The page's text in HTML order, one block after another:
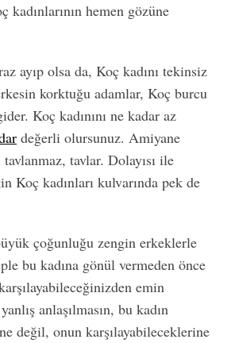
hemen gözüne
ayıp olsa da, Koç kadını tekinsiz
korktuğu adamlar, Koç burcu
Koç kadınını ne kadar az
değerli olursunuz. Amiyane
tavlar. Dolayısı ile
Koç kadınları kulvarında pek de
çoğunluğu zengin erkeklerle
bu kadına gönül vermeden önce
emin
anlaşılmasın, bu kadın
değil, onun karşılayabileceklerine